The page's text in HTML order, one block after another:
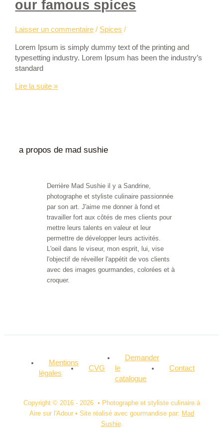
our famous spices
Laisser un commentaire / Spices /
Lorem Ipsum is simply dummy text of the printing and
typesetting industry. Lorem Ipsum has been the industry’s
standard
Lire la suite »
a propos de mad sushie
Derrière Mad Sushie il y a Sandrine,
photographe et styliste culinaire passionnée
par son art. J'aime me donner à fond et
travailler fort aux côtés de mes clients pour
mettre leurs talents en valeur et leur
permettre de développer leurs activités.
L'oeil dans le viseur, mon esprit, lui, vise
l'objectif de réveiller l'appétit de vos clients
avec des images gourmandes, colorées et à
croquer.
Mentions
légales
CVG
Demander
le
catalogue
Contact
Copyright © 2016 - 2026 • Photographe et styliste culinaire à
Aire sur l'Adour • Site réalisé avec gourmandise par: Mad
Sushie.